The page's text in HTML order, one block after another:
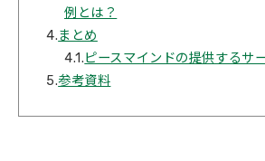
例とは？
4.まとめ
4.1.ピースマインドの提供するサ
5.参考資料